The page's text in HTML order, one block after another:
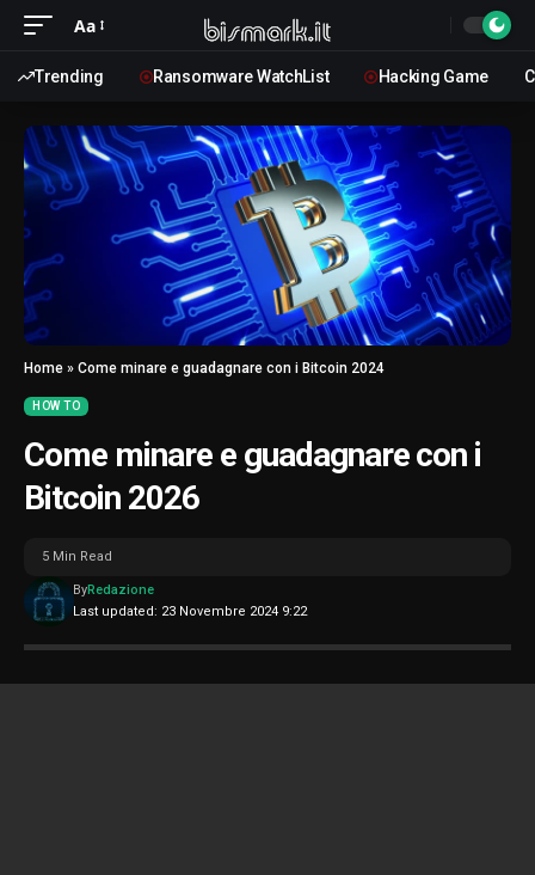
Aa
Trending Ransomware WatchList Hacking Game
Home » Come minare e guadagnare con i Bitcoin 2024
HOW TO
Come minare e guadagnare con i
Bitcoin 2026
Last updated: 23 Novembre 2024 9:22
ByRedazione
5 Min Read